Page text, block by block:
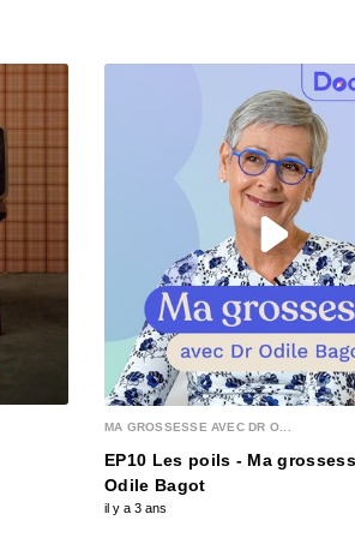
00:03:25
00:03:12
00:03:12
MA GROSSESSE AVEC DR O...
EP10 Les poils - Ma
Odile Bagot
il y a 3 ans